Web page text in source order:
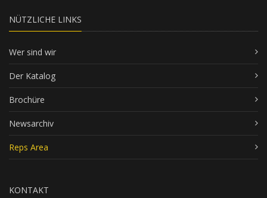
NÜTZLICHE LINKS
Wer sind wir
Der Katalog
Brochüre
Newsarchiv
Reps Area
KONTAKT